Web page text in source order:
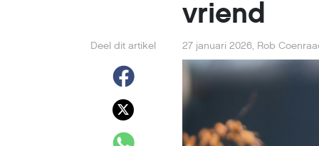
vriend
Deel dit artikel 27 januari 2026, Rob